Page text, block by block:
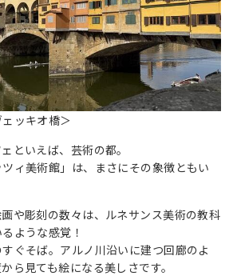
ッキオ橋＞
といえば、芸術の都。
ィ美術館」は、まさにその象徴ともい
や彫刻の数々は、ルネサンス美術の教科
ような感覚！
ぐそば。アルノ川沿いに建つ回廊のよ
ら見ても絵になる美しさです。